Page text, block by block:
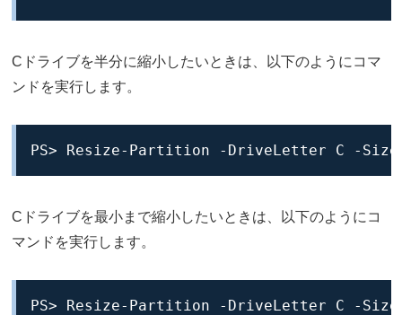
Cドライブを半分に縮小したいときは、以下のようにコマ
ンドを実行します。
PS> Resize-Partition -DriveLetter C -
Cドライブを最小まで縮小したいときは、以下のようにコ
マンドを実行します。
PS> Resize-Partition -DriveLetter C -